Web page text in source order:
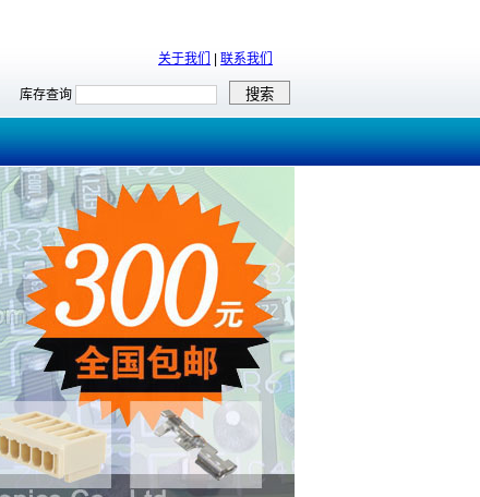
关于我们 联系我们
库存查询